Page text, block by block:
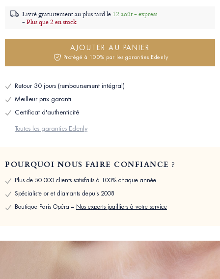
Livré gratuitement au plus tard le 12 août - express
-Plus que 2 en stock
AJOUTER AU PANIER
Protégé à 100% par les garanties Edenly
Retour 30 jours (remboursement intégral)
Meilleur prix garanti
Certificat d'authenticité
Toutes les garanties Edenly
POURQUOI NOUS FAIRE CONFIANCE ?
Plus de 50 000 clients satisfaits à 100% chaque année
Spécialiste or et diamants depuis 2008
Boutique Paris Opéra – Nos experts joailliers à votre service